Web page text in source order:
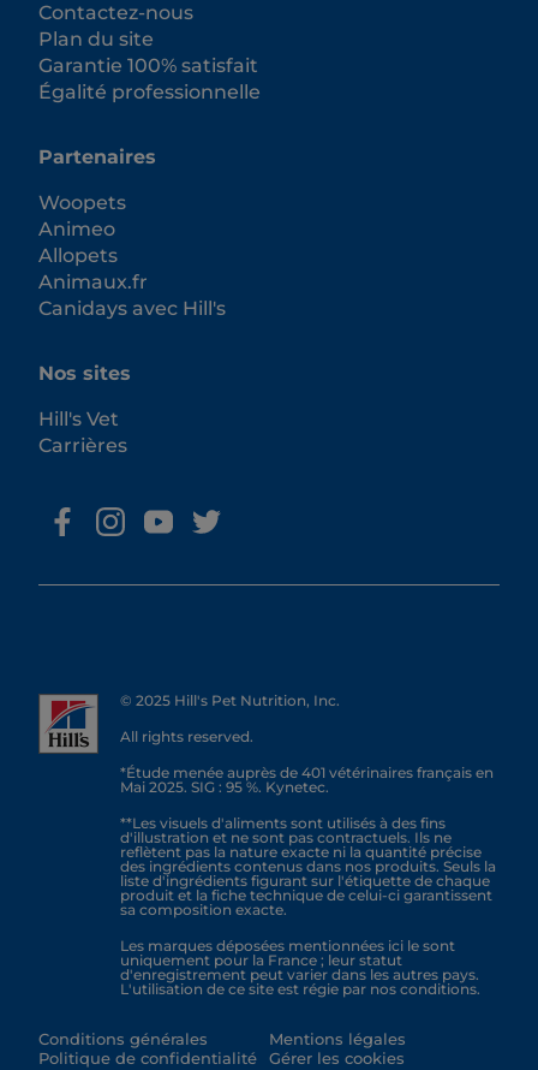
Contactez-nous
Plan du site
Garantie 100% satisfait
Égalité professionnelle
Partenaires
Woopets
Animeo
Allopets
Animaux.fr
Canidays avec Hill's
Nos sites
Hill's Vet
Carrières
© 2025 Hill's Pet Nutrition, Inc.
All rights reserved.
*Étude menée auprès de 401 vétérinaires français en
Mai 2025. SIG : 95 %. Kynetec.
**Les visuels d'aliments sont utilisés à des fins
d'illustration et ne sont pas contractuels. Ils ne
reflètent pas la nature exacte ni la quantité précise
des ingrédients contenus dans nos produits. Seuls la
liste d'ingrédients figurant sur l'étiquette de chaque
produit et la fiche technique de celui-ci garantissent
sa composition exacte.
Les marques déposées mentionnées ici le sont
uniquement pour la France ; leur statut
d'enregistrement peut varier dans les autres pays.
L'utilisation de ce site est régie par nos conditions.
Conditions générales
Politique de confidentialité
Mentions légales
Gérer les cookies